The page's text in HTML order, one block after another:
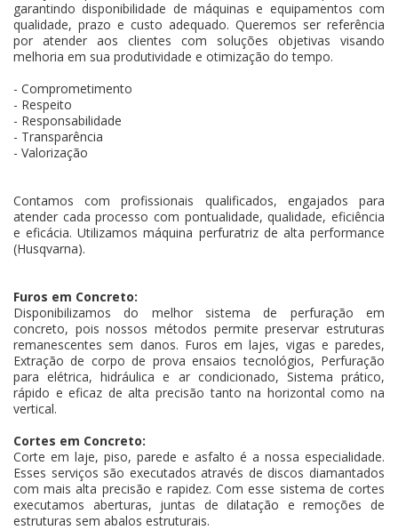
garantindo disponibilidade de máquinas e equipamentos com
qualidade, prazo e custo adequado. Queremos ser referência
por atender aos clientes com soluções objetivas visando
melhoria em sua produtividade e otimização do tempo.
- Comprometimento
- Respeito
- Responsabilidade
- Transparência
- Valorização
Contamos com profissionais qualificados, engajados para
atender cada processo com pontualidade, qualidade, eficiência
e eficácia. Utilizamos máquina perfuratriz de alta performance
(Husqvarna).
Furos em Concreto:
Disponibilizamos do melhor sistema de perfuração em
concreto, pois nossos métodos permite preservar estruturas
remanescentes sem danos. Furos em lajes, vigas e paredes,
Extração de corpo de prova ensaios tecnológios, Perfuração
para elétrica, hidráulica e ar condicionado, Sistema prático,
rápido e eficaz de alta precisão tanto na horizontal como na
vertical.
Cortes em Concreto:
Corte em laje, piso, parede e asfalto é a nossa especialidade.
Esses serviços são executados através de discos diamantados
com mais alta precisão e rapidez. Com esse sistema de cortes
executamos aberturas, juntas de dilatação e remoções de
estruturas sem abalos estruturais.